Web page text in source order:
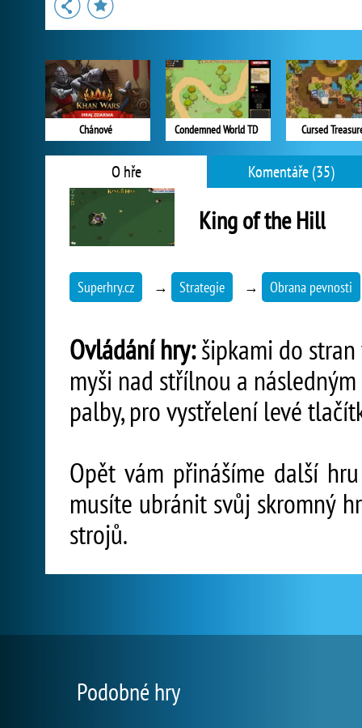
Chánové Condemned World TD Cursed
O hře Komentáře (35)
King of the Hill
Superhry.cz → Strategie → Obrana pevnosti
Ovládání hry:šipkami do
myši nad střílnou a
palby, pro vystřelení levé
Opět vám přinášíme další
musíte ubránit svůj skromný
strojů.
Podobné hry